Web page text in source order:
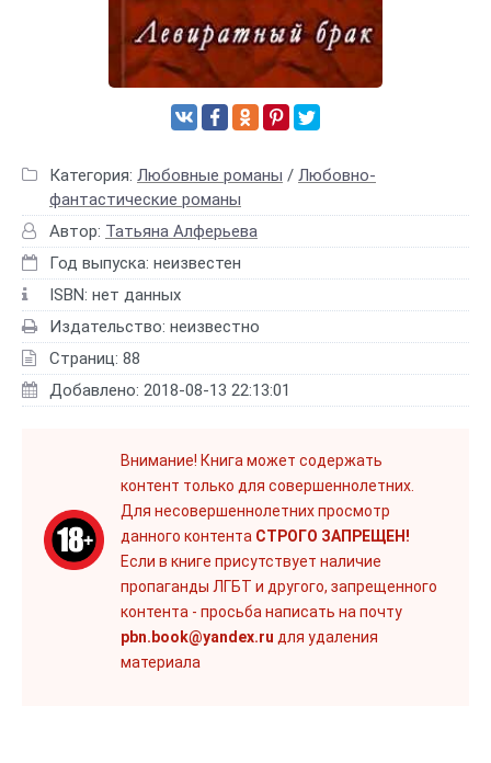
Категория: Любовные романы / Любовно-
фантастические романы
Автор: Татьяна Алферьева
Год выпуска: неизвестен
ISBN: нет данных
Издательство: неизвестно
Страниц: 88
Добавлено: 2018-08-13 22:13:01
Внимание! Книга может содержать
контент только для совершеннолетних.
Для несовершеннолетних просмотр
данного контента СТРОГО ЗАПРЕЩЕН!
Если в книге присутствует наличие
пропаганды ЛГБТ и другого, запрещенного
контента - просьба написать на почту
pbn.book@yandex.ru для удаления
материала